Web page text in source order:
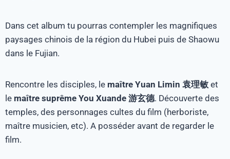
Dans cet album tu pourras contempler les magnifiques
paysages chinois de la région du Hubei puis de Shaowu
dans le Fujian.
Rencontre les disciples, le maître Yuan Limin 袁理敏 et
le maître suprême You Xuande 游玄德. Découverte des
temples, des personnages cultes du film (herboriste,
maître musicien, etc). A posséder avant de regarder le
film.